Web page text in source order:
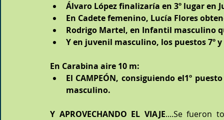
Álvaro López finalizaría en 3º lugar en
En Cadete femenino, Lucía Flores
Rodrigo Martel, en Infantil masculino
Y en juvenil masculino, los puestos 7º
En Carabina aire 10 m:
El CAMPEÓN, consiguiendo el1º
masculino.
Y APROVECHANDO EL VIAJE....Se fueron